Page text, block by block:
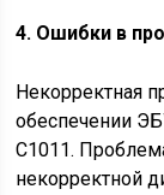
4. Ошибки в
Некорректная
обеспечении
C1011.
некорректной